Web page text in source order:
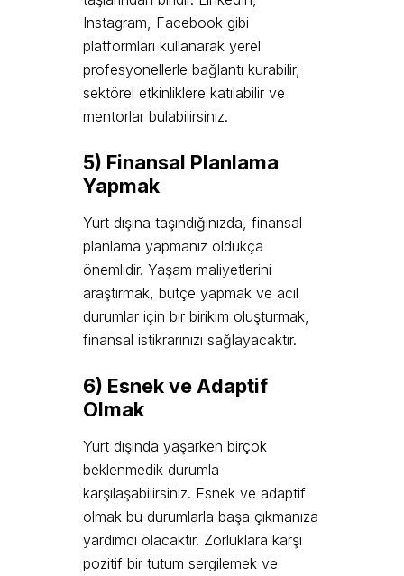
Instagram, Facebook gibi
platformları kullanarak yerel
profesyonellerle bağlantı kurabilir,
sektörel etkinliklere katılabilir ve
mentorlar bulabilirsiniz.
5) Finansal Planlama
Yapmak
Yurt dışına taşındığınızda, finansal
planlama yapmanız oldukça
önemlidir. Yaşam maliyetlerini
araştırmak, bütçe yapmak ve acil
durumlar için bir birikim oluşturmak,
finansal istikrarınızı sağlayacaktır.
6) Esnek ve Adaptif
Olmak
Yurt dışında yaşarken birçok
beklenmedik durumla
karşılaşabilirsiniz. Esnek ve adaptif
olmak bu durumlarla başa çıkmanıza
yardımcı olacaktır. Zorluklara karşı
pozitif bir tutum sergilemek ve